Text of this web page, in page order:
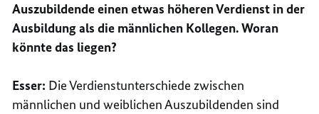
Auszubildende einen etwas höheren Verdienst in der
Ausbildung als die männlichen Kollegen. Woran
könnte das liegen?
Esser: Die Verdienstunterschiede zwischen
männlichen und weiblichen Auszubildenden sind